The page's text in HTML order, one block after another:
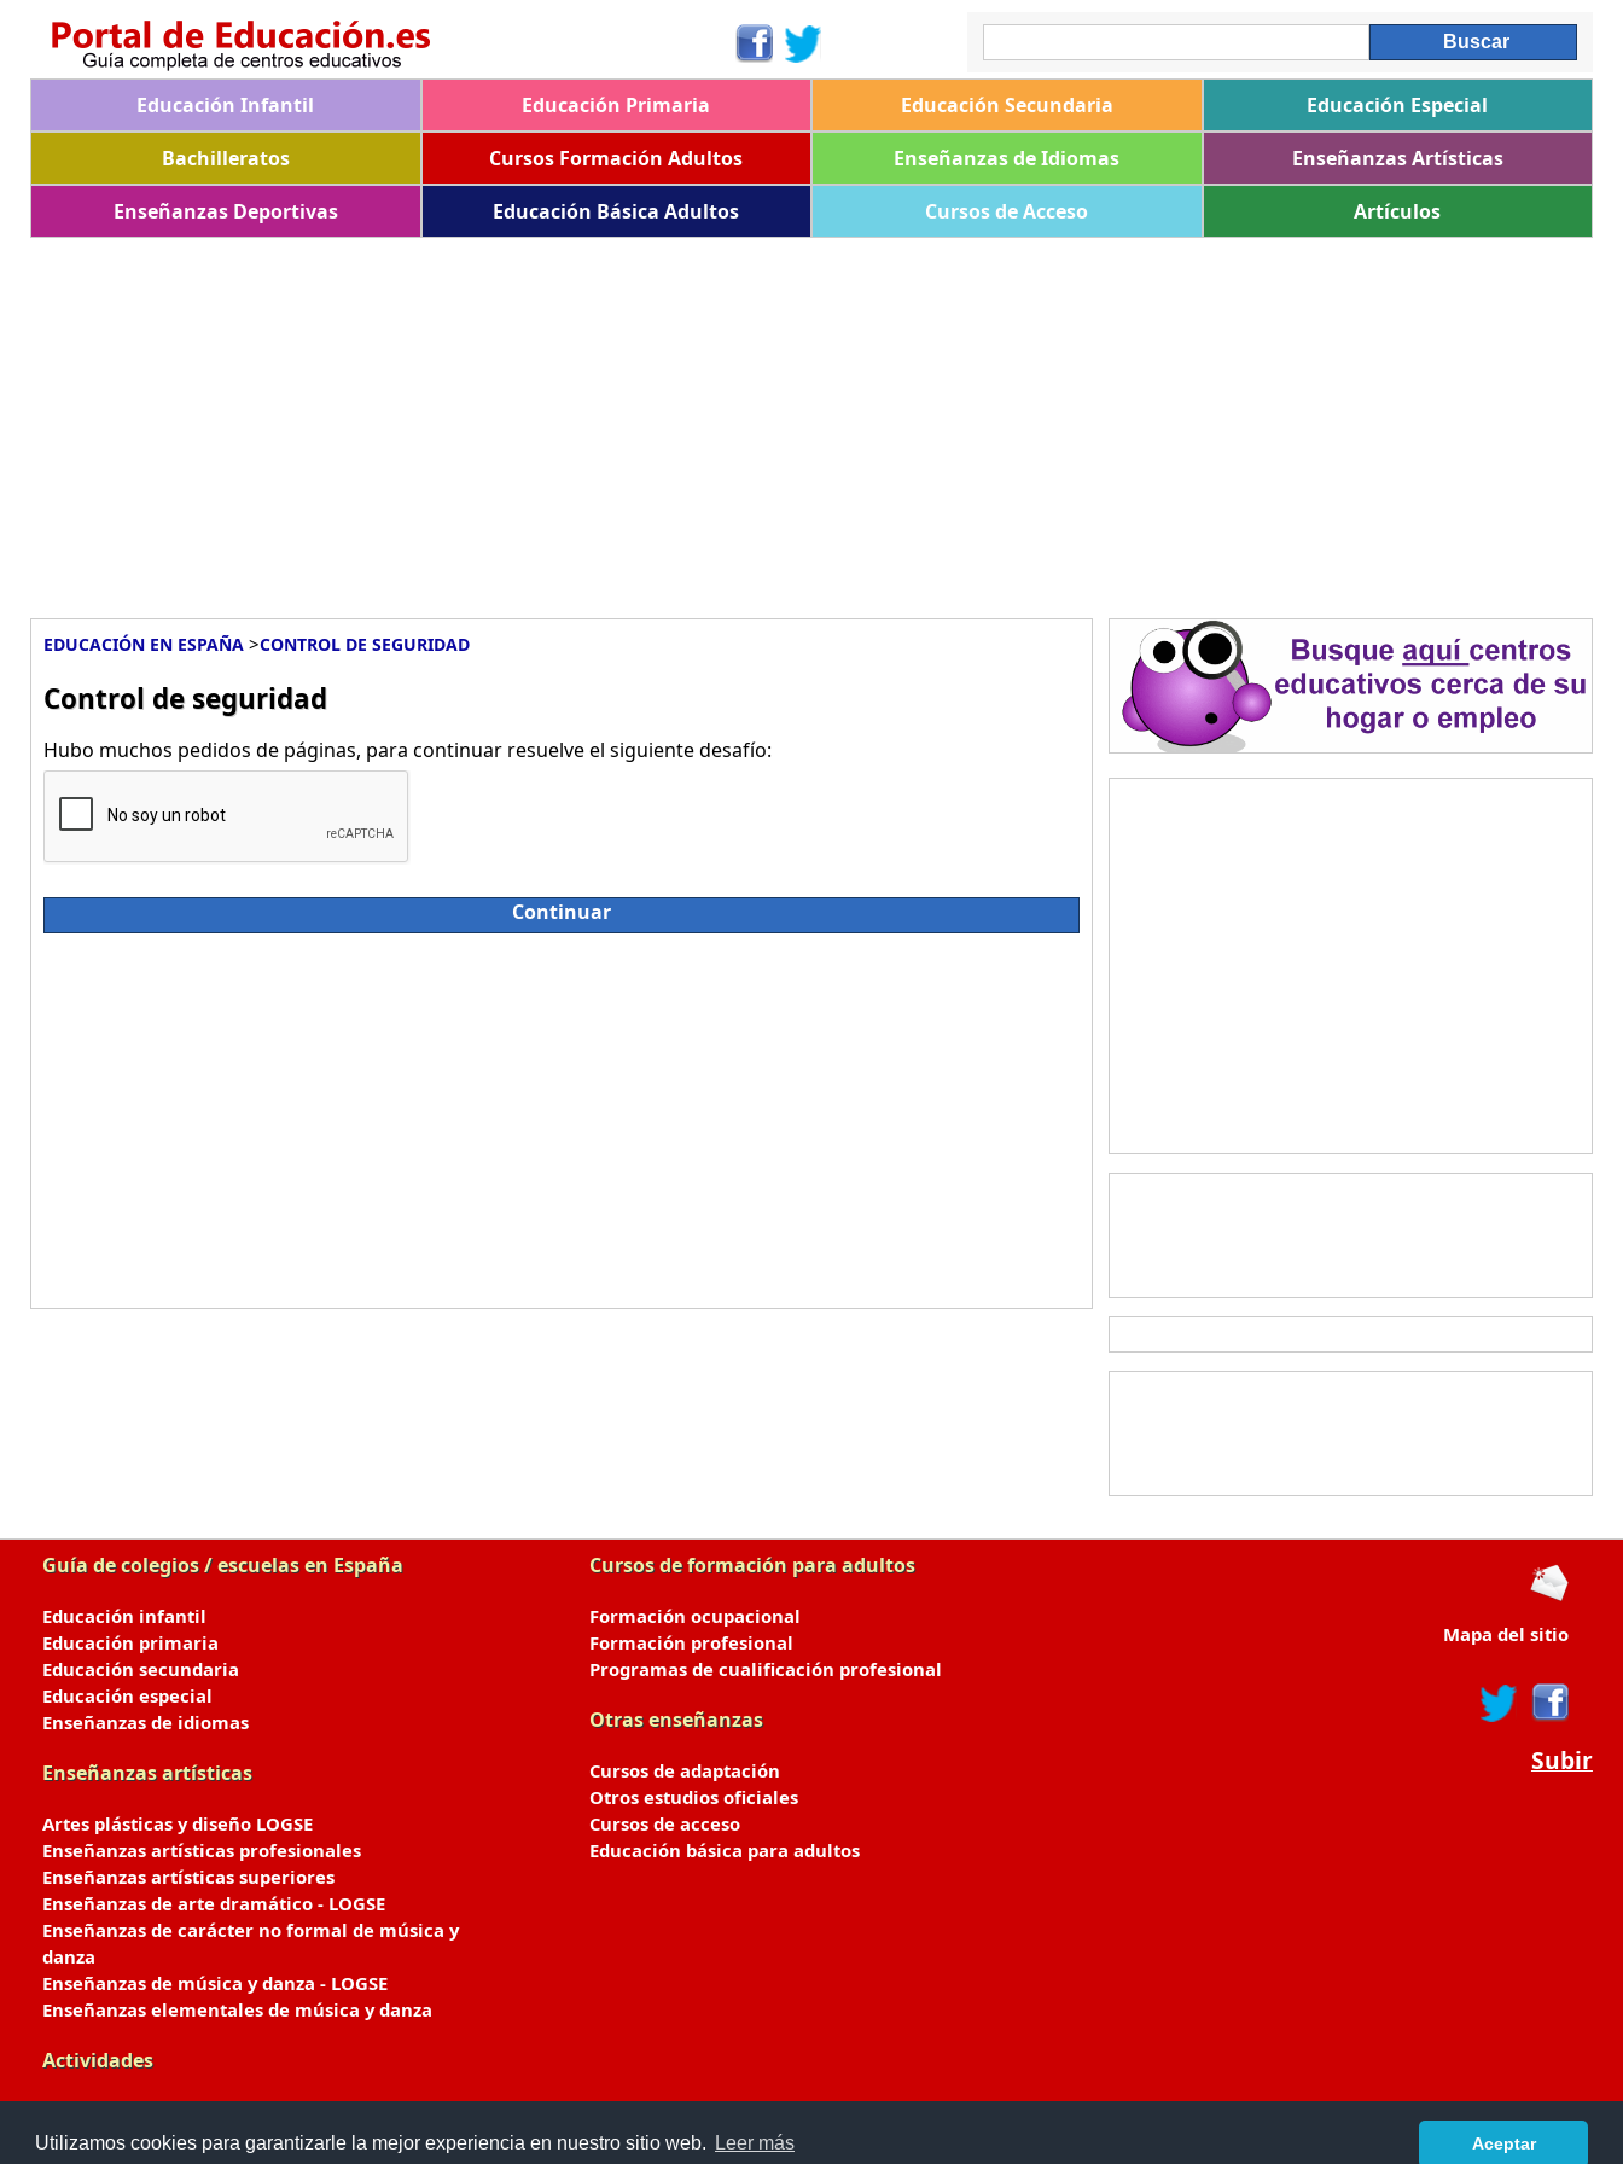
Utilizamos cookies para garantizarle la mejor experiencia en nuestro sitio web. Leer más Aceptar
Educación Infantil Educación Primaria Educación Secundaria
Educación Especial
Bachilleratos
Cursos Formación Adultos Enseñanzas de Idiomas
Enseñanzas Artísticas
Enseñanzas Deportivas
Educación Básica Adultos Cursos de Acceso Artículos
EDUCACIÓN EN ESPAÑA >CONTROL DE SEGURIDAD
Control de seguridad
Hubo muchos pedidos de páginas, para continuar resuelve el siguiente desafío:
Continuar
Guía de colegios / escuelas en España
Educación infantil
Educación primaria
Educación secundaria
Educación especial
Enseñanzas de idiomas
Enseñanzas artísticas
Artes plásticas y diseño LOGSE
Enseñanzas artísticas profesionales
Enseñanzas artísticas superiores
Enseñanzas de arte dramático - LOGSE
Enseñanzas de carácter no formal de música y
danza
Enseñanzas de música y danza - LOGSE
Enseñanzas elementales de música y danza
Actividades
Cursos de formación para adultos
Formación ocupacional
Formación profesional
Programas de cualificación profesional
Otras enseñanzas
Cursos de adaptación
Otros estudios oficiales
Cursos de acceso
Educación básica para adultos
Mapa del sitio
Subir